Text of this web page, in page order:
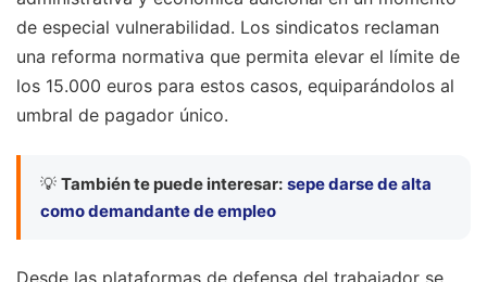
de especial vulnerabilidad. Los sindicatos reclaman
una reforma normativa que permita elevar el límite de
los 15.000 euros para estos casos, equiparándolos al
umbral de pagador único.
💡 También te puede interesar: sepe darse de alta
como demandante de empleo